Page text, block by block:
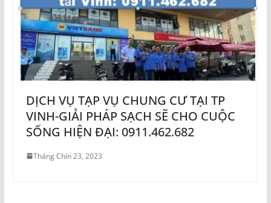
DỊCH VỤ TẠP VỤ CHUNG CƯ TẠI TP
VINH-GIẢI PHÁP SẠCH SẼ CHO CUỘC
SỐNG HIỆN ĐẠI: 0911.462.682
Tháng Chín 23, 2023